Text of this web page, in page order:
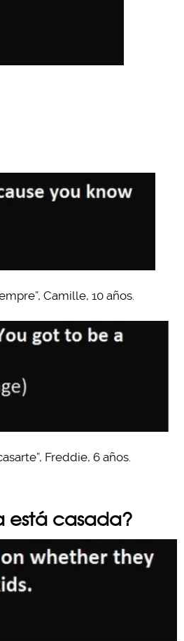
Camille, 10 años.
Freddie, 6 años.
está casada?